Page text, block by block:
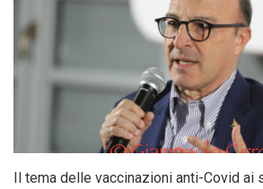
Il tema delle vaccinazioni anti-Covid ai